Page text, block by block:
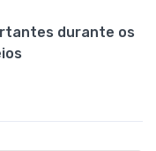
durante os